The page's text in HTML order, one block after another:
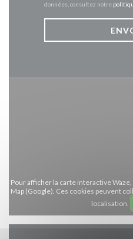
données, consultez notre
Pour afficher la carte interactive
Map (Google). Ces cookies peuvent
localisation.